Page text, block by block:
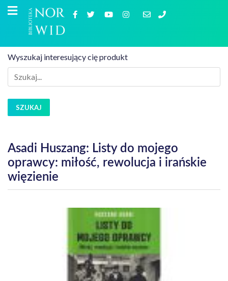
Wyszukaj interesujący cię produkt
SZUKAJ
Asadi Huszang: Listy do mojego
oprawcy: miłość, rewolucja i irańskie
więzienie